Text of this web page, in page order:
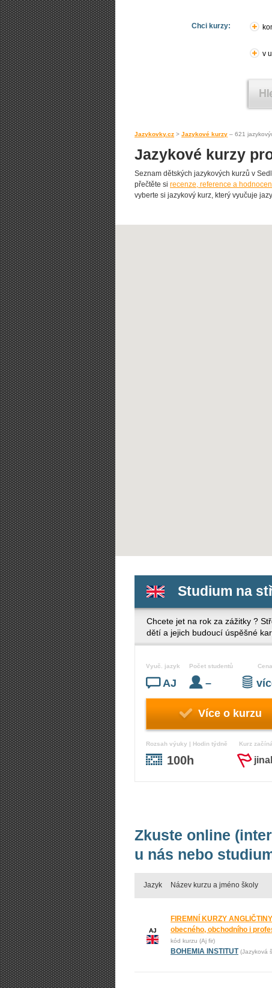
Chci kurzy:
v
Jazykovky.cz > Jazykové kurzy – 621
Jazykové kurzy
Seznam dětských jazykových kurzů v
přečtěte si recenze, reference a
vyberte si jazykový kurz, který vyučuje
Studium na
Chcete jet na rok za zážitky ?
dětí a jejich budoucí úspěšné
Vyuč. jazyk
AJ
Počet studentů
–
Cena
Více o kurzu
Rozsah výuky | Hodin týdně
100h
Kurz začíná
Zkuste online
u nás nebo
Jazyk Název kurzu a jméno školy
AJ
FIREMNÍ KURZY
obecného, obchodního i
kód kurzu (Aj fir)
BOHEMIA INSTITUT (Jazyková